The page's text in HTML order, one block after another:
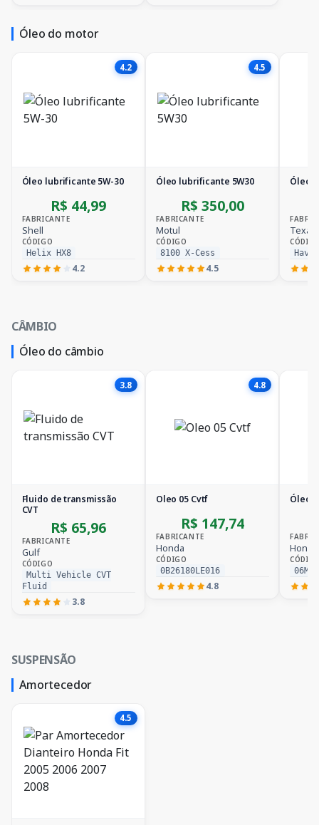
Óleo do motor
4.2
Óleo lubrificante 5W-30
R$ 44,99
FABRICANTE
Shell
CÓDIGO
Helix HX8
4.2
4.5
Óleo lubrificante 5W30
R$ 350,00
FABRICANTE
Motul
CÓDIGO
8100 X-Cess
4.5
Óleo
CÂMBIO
Óleo do câmbio
3.8
Fluido de transmissão
CVT
R$ 65,96
FABRICANTE
Gulf
CÓDIGO
Multi Vehicle CVT
Fluid
3.8
4.8
Oleo 05 Cvtf
R$ 147,74
FABRICANTE
Honda
CÓDIGO
0B26180LE016
4.8
Óleo
Honda
06MTF
SUSPENSÃO
Amortecedor
4.5